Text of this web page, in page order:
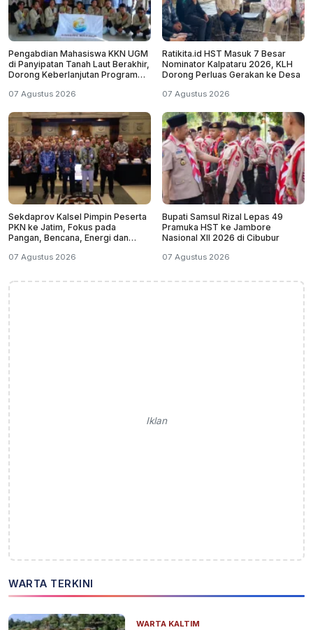
Pengabdian Mahasiswa KKN UGM
di Panyipatan Tanah Laut Berakhir,
Dorong Keberlanjutan Program
07 Agustus 2026
Ratikita.id HST Masuk 7 Besar
Nominator Kalpataru 2026, KLH
Dorong Perluas Gerakan ke Desa
07 Agustus 2026
Sekdaprov Kalsel Pimpin Peserta
PKN ke Jatim, Fokus pada
Pangan, Bencana, Energi dan
07 Agustus 2026
Bupati Samsul Rizal Lepas 49
Pramuka HST ke Jambore
Nasional XII 2026 di Cibubur
07 Agustus 2026
Iklan
WARTA TERKINI
WARTA KALTIM